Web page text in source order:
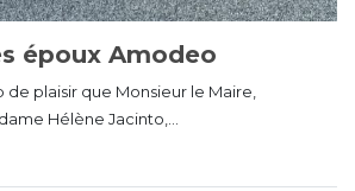
époux Amodeo
de plaisir que Monsieur le Maire,
Hélène Jacinto,...